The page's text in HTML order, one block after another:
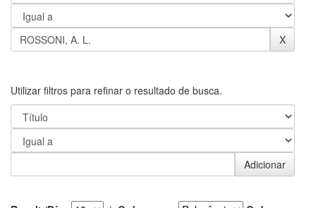
Utilizar filtros para refinar o resultado de busca.